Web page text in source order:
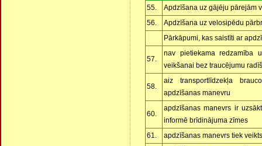
55.
Apdzīšana uz gājēju pārejām
56.
Apdzīšana uz velosipēdu
Pārkāpumi, kas saistīti ar
57.
nav pietiekama redzamība
veikšanai bez traucējumu
58.
aiz transportlīdzekļa
apdzīšanas manevru
60.
apdzīšanas manevrs ir
informē brīdinājuma zīmes
61.
apdzīšanas manevrs tiek